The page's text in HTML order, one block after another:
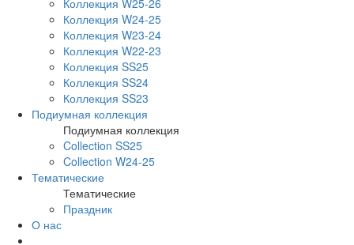
Коллекция W25-26
Коллекция W24-25
Коллекция W23-24
Коллекция W22-23
Коллекция SS25
Коллекция SS24
Коллекция SS23
Подиумная коллекция
Подиумная коллекция
Collection SS25
Collection W24-25
Тематические
Тематические
Праздник
О нас